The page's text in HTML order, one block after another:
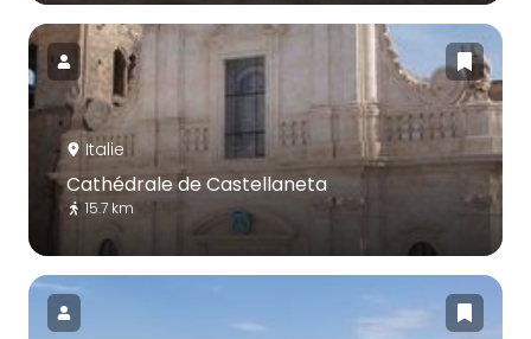
Italie
Cathédrale de Castellaneta
15.7 km